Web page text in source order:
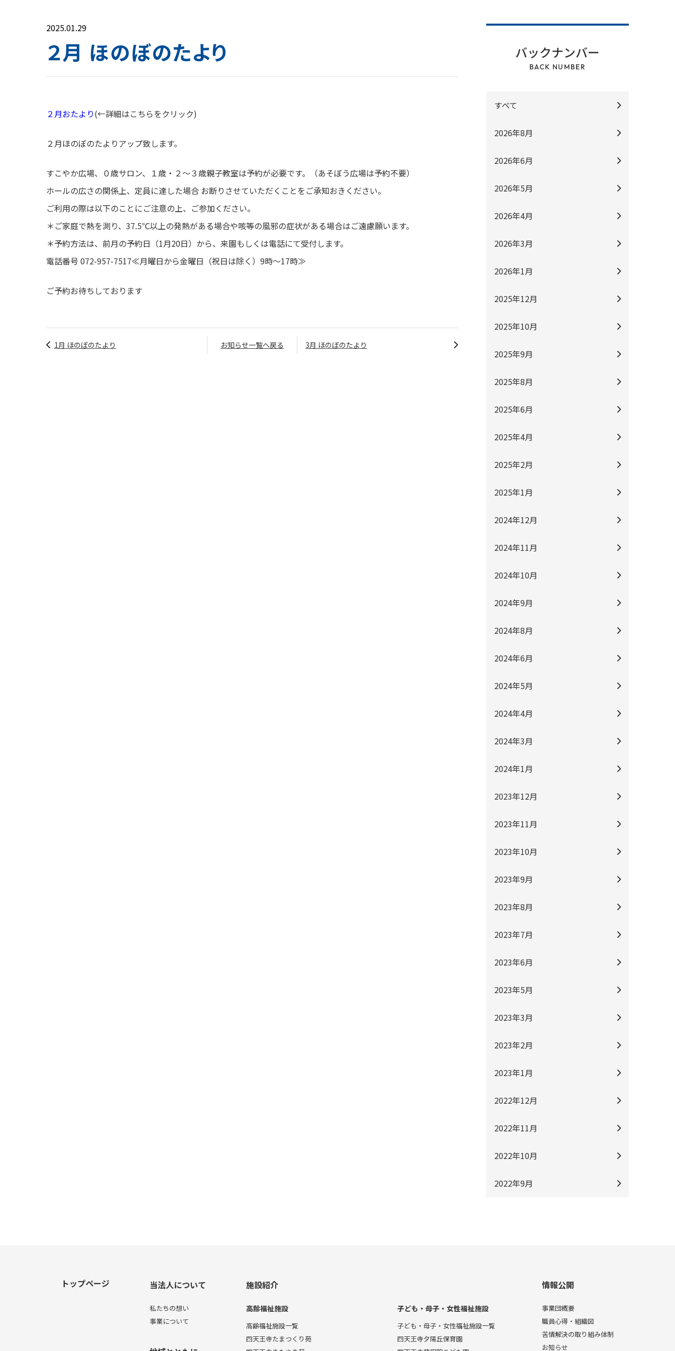
2025.01.29
２月 ほのぼのたより
２月おたより(←詳細はこちらをクリック)
２月ほのぼのたよりアップ致します。
すこやか広場、０歳サロン、１歳・２～３歳親子教室は予約が必要です。（あそぼう広場は予約不要）
ホールの広さの関係上、定員に達した場合 お断りさせていただくことをご承知おきください。
ご利用の際は以下のことにご注意の上、ご参加ください。
＊ご家庭で熱を測り、37.5℃以上の発熱がある場合や咳等の風邪の症状がある場合はご遠慮願います。
＊予約方法は、前月の予約日（1月20日）から、来園もしくは電話にて受付します。
電話番号 072-957-7517≪月曜日から金曜日（祝日は除く）9時～17時≫
ご予約お待ちしております
1月 ほのぼのたより お知らせ一覧へ戻る 3月 ほのぼのたより
バックナンバー
BACK NUMBER
すべて
2026年8月
2026年6月
2026年5月
2026年4月
2026年3月
2026年1月
2025年12月
2025年10月
2025年9月
2025年8月
2025年6月
2025年4月
2025年2月
2025年1月
2024年12月
2024年11月
2024年10月
2024年9月
2024年8月
2024年6月
2024年5月
2024年4月
2024年3月
2024年1月
2023年12月
2023年11月
2023年10月
2023年9月
2023年8月
2023年7月
2023年6月
2023年5月
2023年3月
2023年2月
2023年1月
2022年12月
2022年11月
2022年10月
2022年9月
トップページ 当法人について
私たちの想い
事業について
施設紹介
高齢福祉施設
高齢福祉施設一覧
四天王寺たまつくり苑
子ども・母子・女性福祉施設
子ども・母子・女性福祉施設一覧
四天王寺夕陽丘保育園
情報公開
事業団概要
職員心得・組織図
苦情解決の取り組み体制
お知らせ